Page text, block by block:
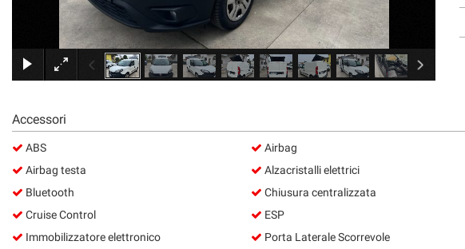
ASSISTENZA
CONTATTI
Accessori
ABS
Airbag testa
Bluetooth
Cruise Control
Immobilizzatore elettronico
Airbag
Alzacristalli elettrici
Chiusura centralizzata
ESP
Porta Laterale Scorrevole